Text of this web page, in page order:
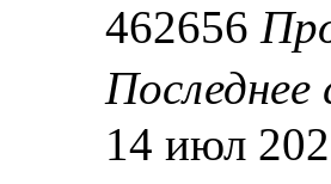
462656
14 июл